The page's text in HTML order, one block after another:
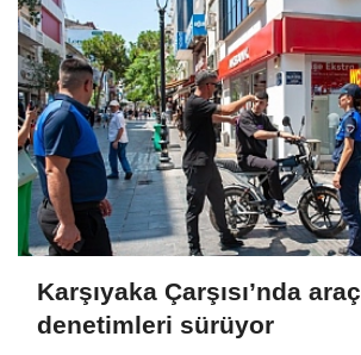
Karşıyaka Çarşısı’nda araç
denetimleri sürüyor